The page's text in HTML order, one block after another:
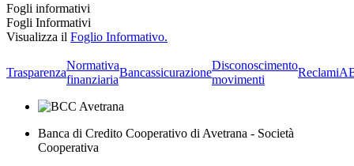
Fogli informativi
Fogli Informativi
Visualizza il Foglio Informativo.
Trasparenza
Normativa
finanziaria
Bancassicurazione
Disconoscimento
movimenti
Reclami
Banca di Credito Cooperativo di Avetrana - Società
Cooperativa